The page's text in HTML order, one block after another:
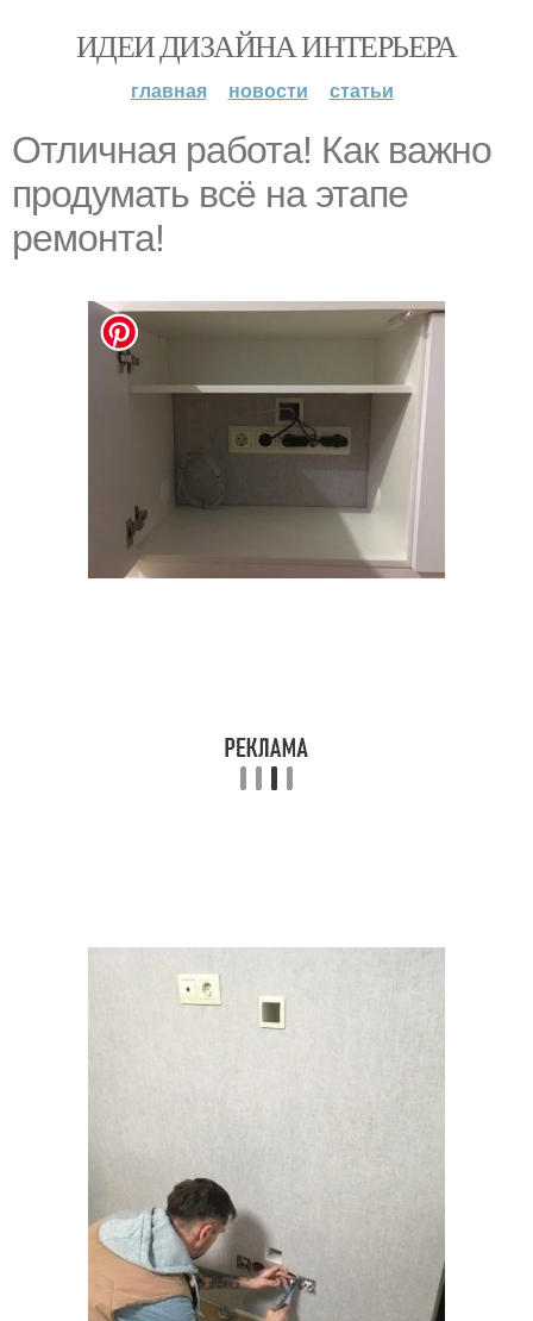
ИДЕИ ДИЗАЙНА ИНТЕРЬЕРА
главная новости статьи
Отличная работа! Как важно
продумать всё на этапе
ремонта!